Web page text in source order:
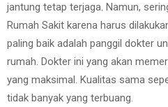
jantung tetap terjaga. Namun,
Rumah Sakit karena harus
paling baik adalah panggil dokter
rumah. Dokter ini yang akan
yang maksimal. Kualitas sama
tidak banyak yang terbuang.